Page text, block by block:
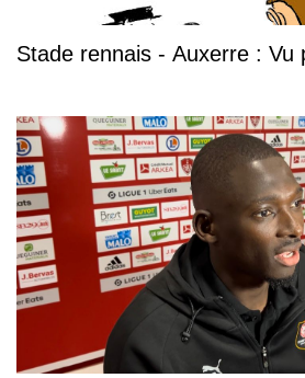
Stade rennais - Auxerre : Vu